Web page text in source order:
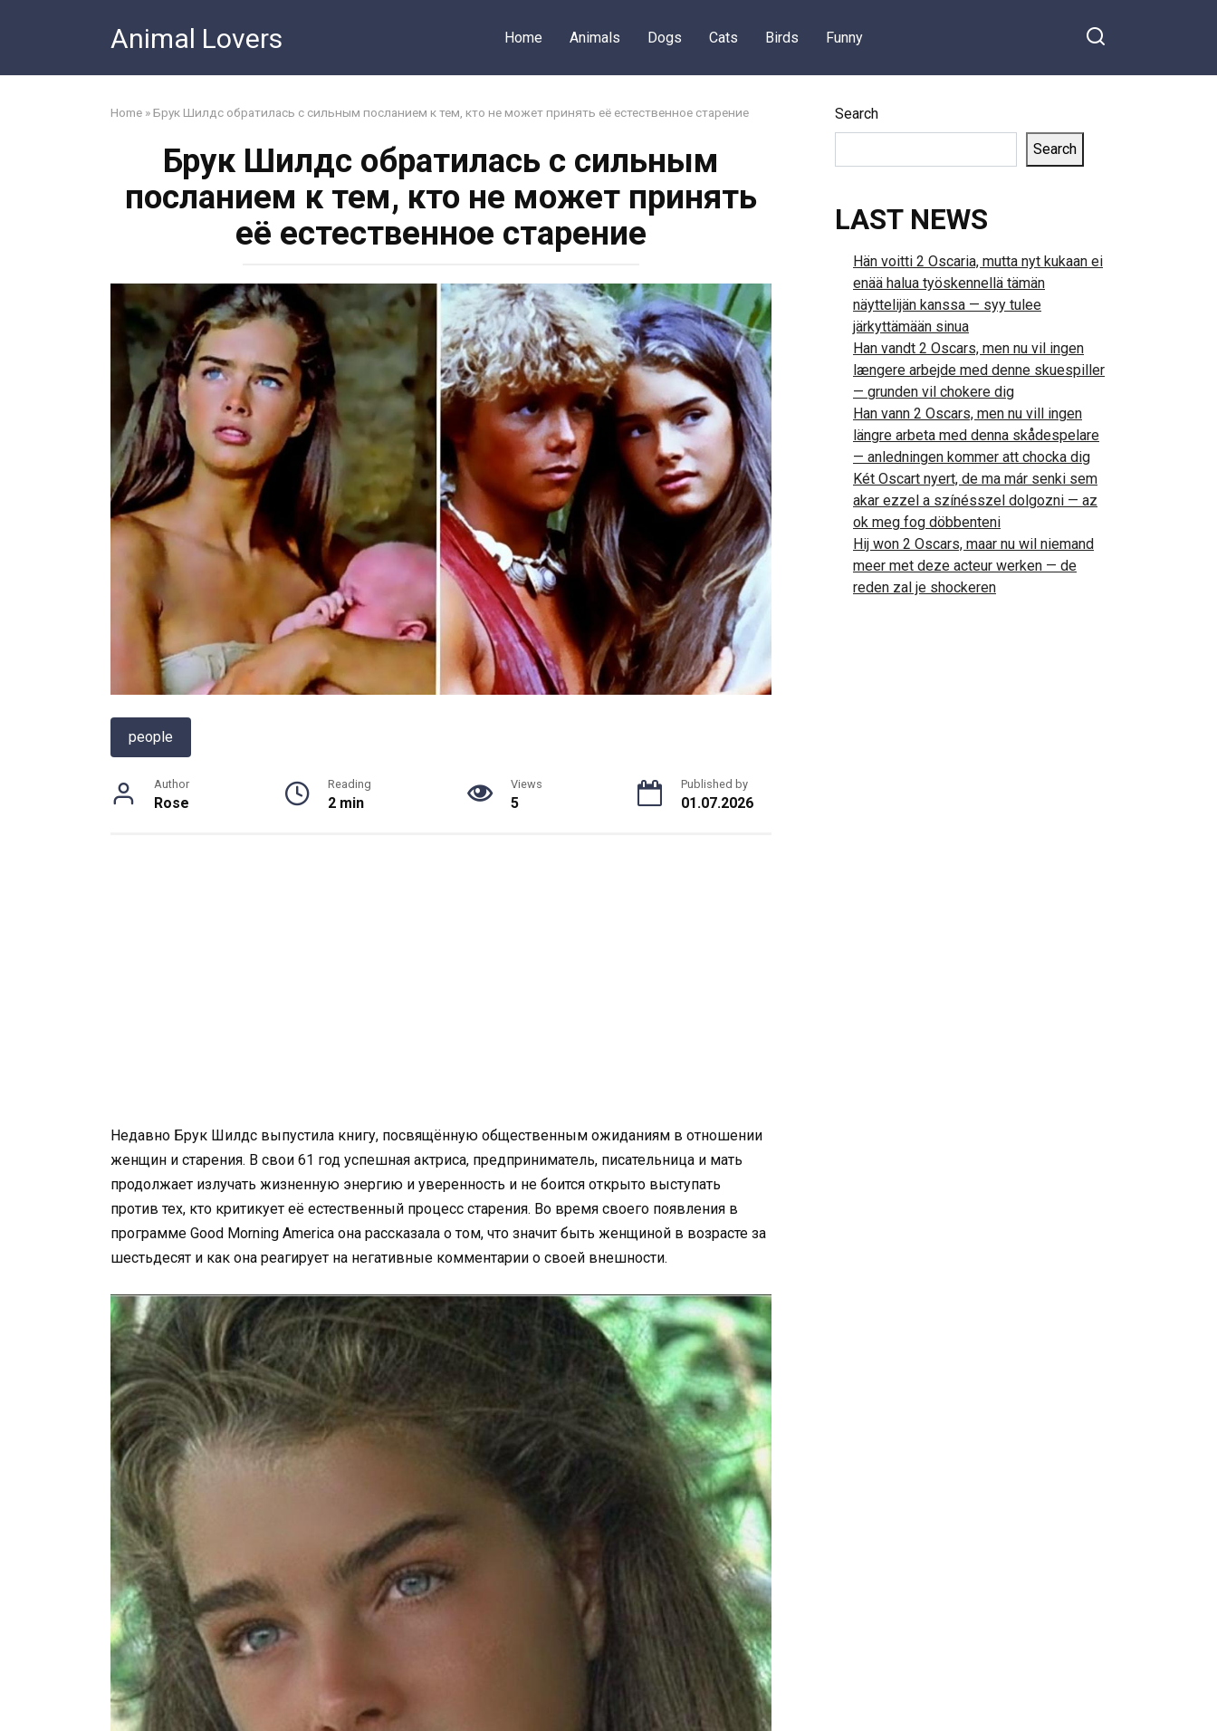
Animal Lovers Home Animals Dogs Cats Birds Funny
Home »Брук Шилдс обратилась с сильным посланием к тем, кто не может принять её естественное старение
Брук Шилдс обратилась с сильным
посланием к тем, кто не может принять
её естественное старение
people
Author
Rose
Reading
2 min
Views
5
Published by
01.07.2026
Недавно Брук Шилдс выпустила книгу, посвящённую общественным ожиданиям в отношении
женщин и старения. В свои 61 год успешная актриса, предприниматель, писательница и мать
продолжает излучать жизненную энергию и уверенность и не боится открыто выступать
против тех, кто критикует её естественный процесс старения. Во время своего появления в
программе Good Morning America она рассказала о том, что значит быть женщиной в возрасте за
шестьдесят и как она реагирует на негативные комментарии о своей внешности.
Search
Search
LAST NEWS
Hän voitti 2 Oscaria, mutta nyt kukaan ei
enää halua työskennellä tämän
näyttelijän kanssa — syy tulee
järkyttämään sinua
Han vandt 2 Oscars, men nu vil ingen
længere arbejde med denne skuespiller
— grunden vil chokere dig
Han vann 2 Oscars, men nu vill ingen
längre arbeta med denna skådespelare
— anledningen kommer att chocka dig
Két Oscart nyert, de ma már senki sem
akar ezzel a színésszel dolgozni — az
ok meg fog döbbenteni
Hij won 2 Oscars, maar nu wil niemand
meer met deze acteur werken — de
reden zal je shockeren